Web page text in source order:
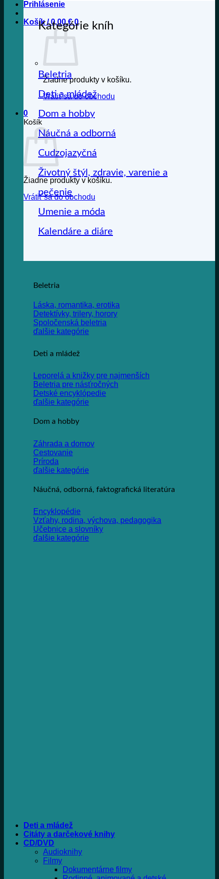
Prihlásenie
Košík /0,00€ 0
Žiadne produkty v košíku.
Vrátiť sa do obchodu
0
Košík
Žiadne produkty v košíku.
Vrátiť sa do obchodu
Kategórie kníh
Beletria
Deti a mládež
Dom a hobby
Náučná a odborná
Cudzojazyčná
Životný štýl, zdravie, varenie a
pečenie
Umenie a móda
Kalendáre a diáre
Beletria
Láska, romantika, erotika
Detektívky, trilery, horory
Spoločenská beletria
ďalšie kategórie
Deti a mládež
Leporelá a knižky pre najmenších
Beletria pre násťročných
Detské encyklópedie
ďalšie kategórie
Dom a hobby
Záhrada a domov
Cestovanie
Príroda
ďalšie kategórie
Náučná, odborná, faktografická literatúra
Encyklopédie
Vzťahy, rodina, výchova, pedagogika
Učebnice a slovníky
ďalšie kategórie
Deti a mládež
Citáty a darčekové knihy
CD/DVD
Audioknihy
Filmy
Dokumentárne filmy